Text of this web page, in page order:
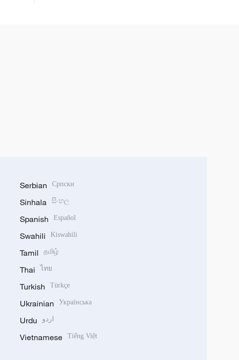
Serbian Српски
Sinhala සිංහල
Spanish Español
Swahili Kiswahili
Tamil தமிழ்
Thai ไทย
Turkish Türkçe
Ukrainian Українська
Urdu اردو
Vietnamese Tiếng Việt